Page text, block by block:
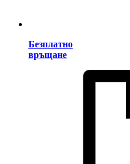
Безплатно
връщане